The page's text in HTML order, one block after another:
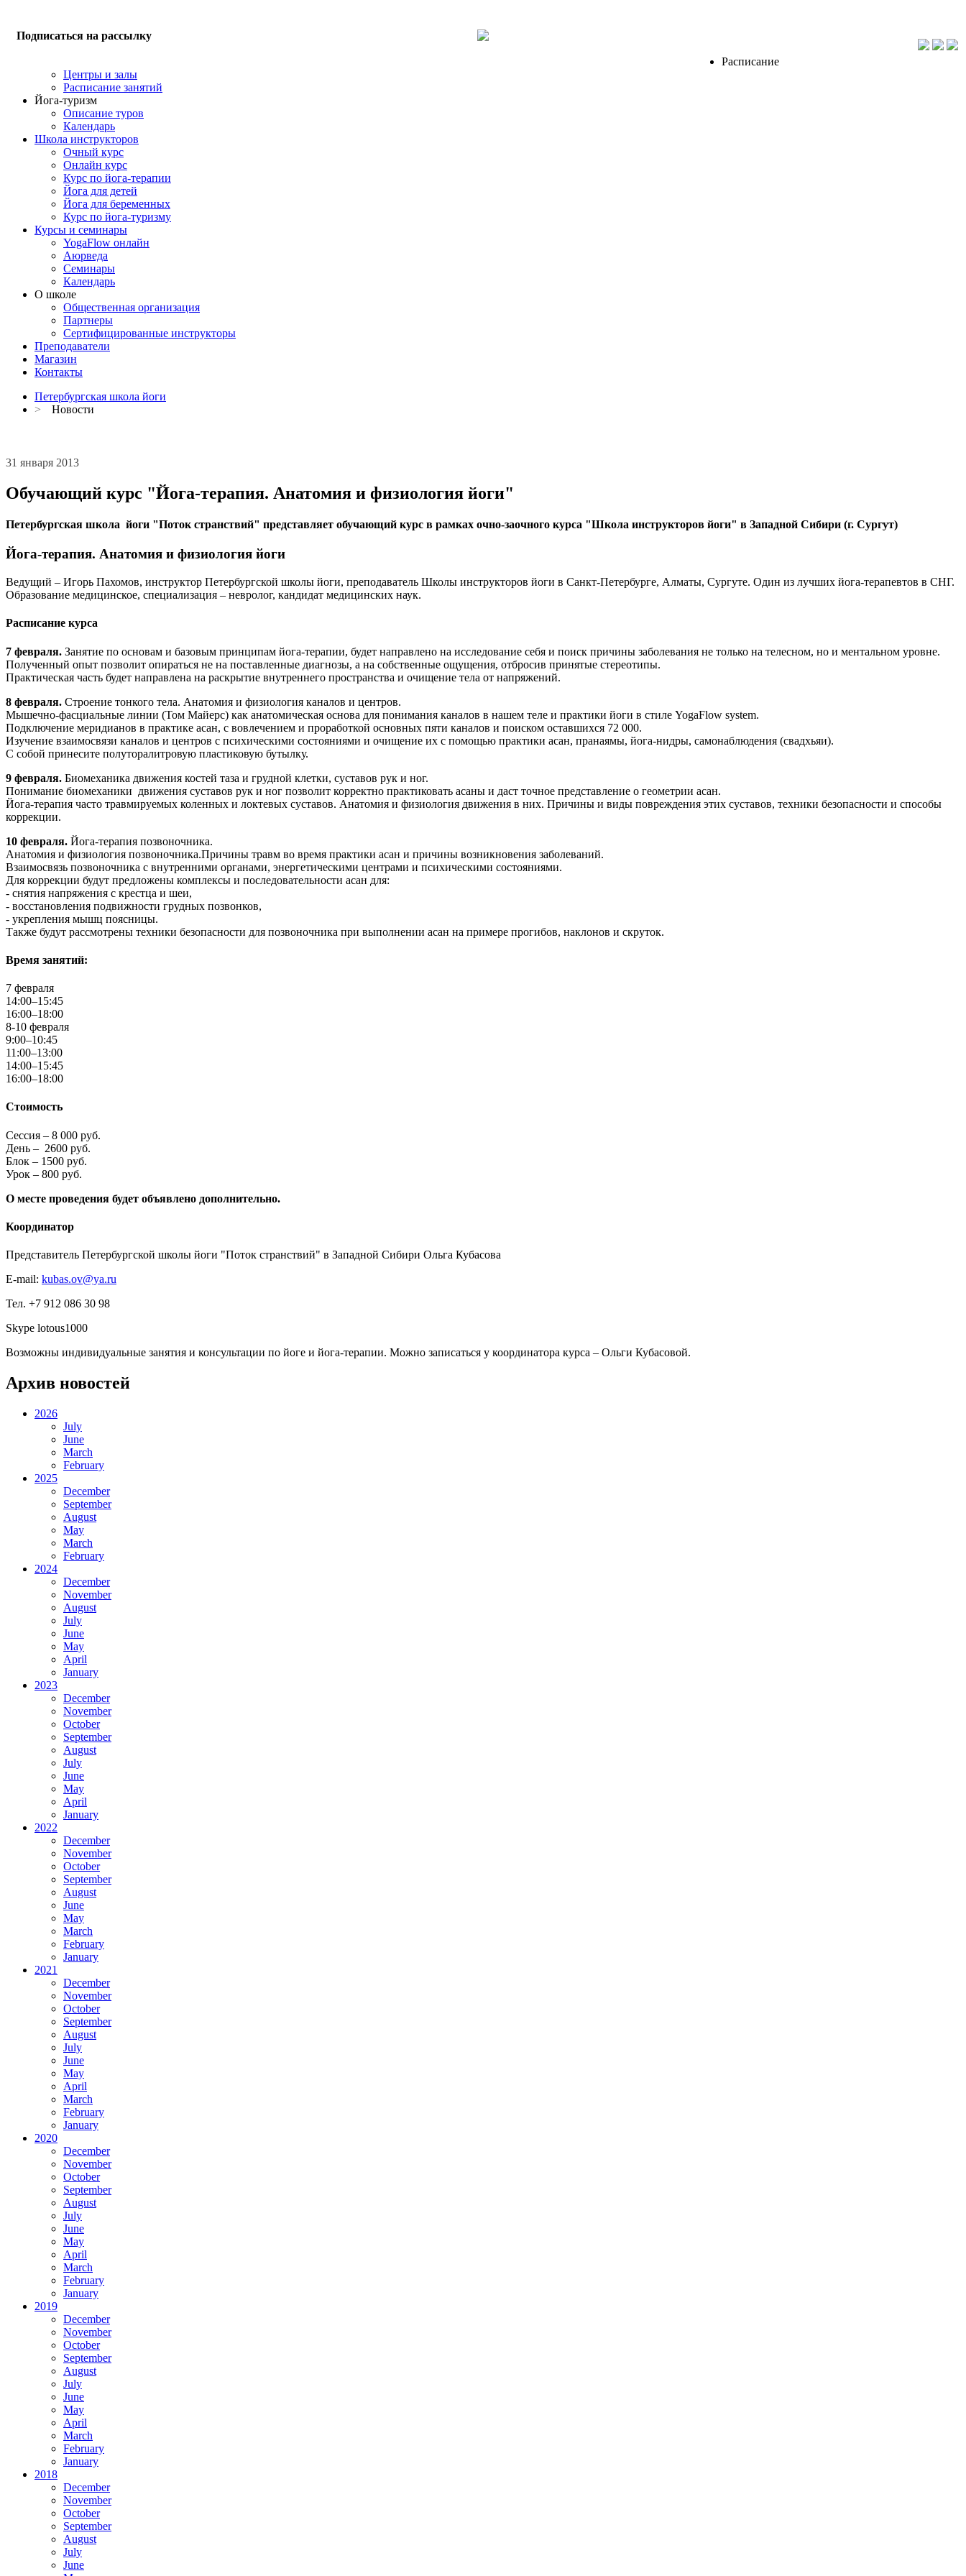
Подписаться на рассылку
Расписание
Центры и залы
Расписание занятий
Йога-туризм
Описание туров
Календарь
Школа инструкторов
Очный курс
Онлайн курс
Курс по йога-терапии
Йога для детей
Йога для беременных
Курс по йога-туризму
Курсы и семинары
YogaFlow онлайн
Аюрведа
Семинары
Календарь
О школе
Общественная организация
Партнеры
Сертифицированные инструкторы
Преподаватели
Магазин
Контакты
Петербургская школа йоги
>
Новости
31 января 2013
Обучающий курс "Йога-терапия. Анатомия и физиология йоги"
Петербургская школа йоги "Поток странствий" представляет обучающий курс в рамках очно-заочного курса "Школа инструкторов йоги" в Западной Сибири (г. Сургут)
Йога-терапия. Анатомия и физиология йоги
Ведущий – Игорь Пахомов, инструктор Петербургской школы йоги, преподаватель Школы инструкторов йоги в Санкт-Петербурге, Алматы, Сургуте. Один из лучших йога-терапевтов в СНГ.
Образование медицинское, специализация – невролог, кандидат медицинских наук.
Расписание курса
7 февраля. Занятие по основам и базовым принципам йога-терапии, будет направлено на исследование себя и поиск причины заболевания не только на телесном, но и ментальном уровне.
Полученный опыт позволит опираться не на поставленные диагнозы, а на собственные ощущения, отбросив принятые стереотипы.
Практическая часть будет направлена на раскрытие внутреннего пространства и очищение тела от напряжений.
8 февраля. Строение тонкого тела. Анатомия и физиология каналов и центров.
Мышечно-фасциальные линии (Том Майерс) как анатомическая основа для понимания каналов в нашем теле и практики йоги в стиле YogaFlow system.
Подключение меридианов в практике асан, с вовлечением и проработкой основных пяти каналов и поиском оставшихся 72 000.
Изучение взаимосвязи каналов и центров с психическими состояниями и очищение их с помощью практики асан, пранаямы, йога-нидры, самонаблюдения (свадхьяи).
С собой принесите полуторалитровую пластиковую бутылку.
9 февраля. Биомеханика движения костей таза и грудной клетки, суставов рук и ног.
Понимание биомеханики движения суставов рук и ног позволит корректно практиковать асаны и даст точное представление о геометрии асан.
Йога-терапия часто травмируемых коленных и локтевых суставов. Анатомия и физиология движения в них. Причины и виды повреждения этих суставов, техники безопасности и способы
коррекции.
10 февраля. Йога-терапия позвоночника.
Анатомия и физиология позвоночника.Причины травм во время практики асан и причины возникновения заболеваний.
Взаимосвязь позвоночника с внутренними органами, энергетическими центрами и психическими состояниями.
Для коррекции будут предложены комплексы и последовательности асан для:
- снятия напряжения с крестца и шеи,
- восстановления подвижности грудных позвонков,
- укрепления мышц поясницы.
Также будут рассмотрены техники безопасности для позвоночника при выполнении асан на примере прогибов, наклонов и скруток.
Время занятий:
7 февраля
14:00–15:45
16:00–18:00
8-10 февраля
9:00–10:45
11:00–13:00
14:00–15:45
16:00–18:00
Стоимость
Сессия – 8 000 руб.
День – 2600 руб.
Блок – 1500 руб.
Урок – 800 руб.
О месте проведения будет объявлено дополнительно.
Координатор
Представитель Петербургской школы йоги "Поток странствий" в Западной Сибири Ольга Кубасова
E-mail: kubas.ov@ya.ru
Тел. +7 912 086 30 98
Skype lotous1000
Возможны индивидуальные занятия и консультации по йоге и йога-терапии. Можно записаться у координатора курса – Ольги Кубасовой.
Архив новостей
2026
July
June
March
February
2025
December
September
August
May
March
February
2024
December
November
August
July
June
May
April
January
2023
December
November
October
September
August
July
June
May
April
January
2022
December
November
October
September
August
June
May
March
February
January
2021
December
November
October
September
August
July
June
May
April
March
February
January
2020
December
November
October
September
August
July
June
May
April
March
February
January
2019
December
November
October
September
August
July
June
May
April
March
February
January
2018
December
November
October
September
August
July
June